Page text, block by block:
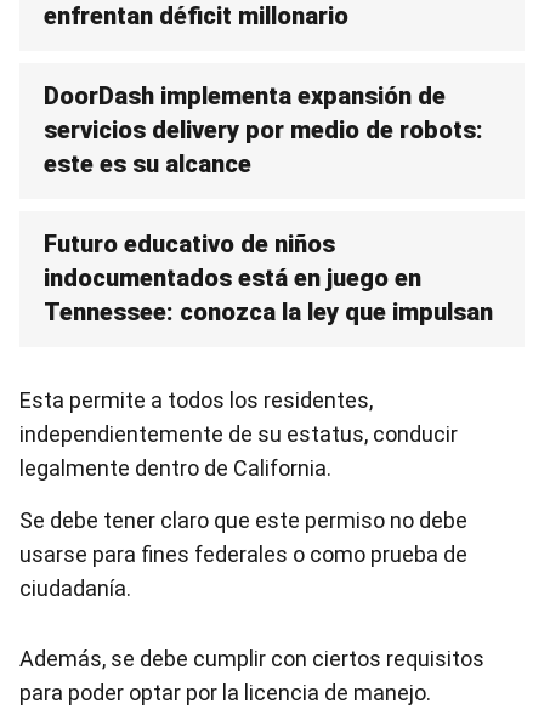
enfrentan déficit millonario
DoorDash implementa expansión de
servicios delivery por medio de robots:
este es su alcance
Futuro educativo de niños
indocumentados está en juego en
Tennessee: conozca la ley que impulsan
Esta permite a todos los residentes,
independientemente de su estatus, conducir
legalmente dentro de California.
Se debe tener claro que este permiso no debe
usarse para fines federales o como prueba de
ciudadanía.
Además, se debe cumplir con ciertos requisitos
para poder optar por la licencia de manejo.